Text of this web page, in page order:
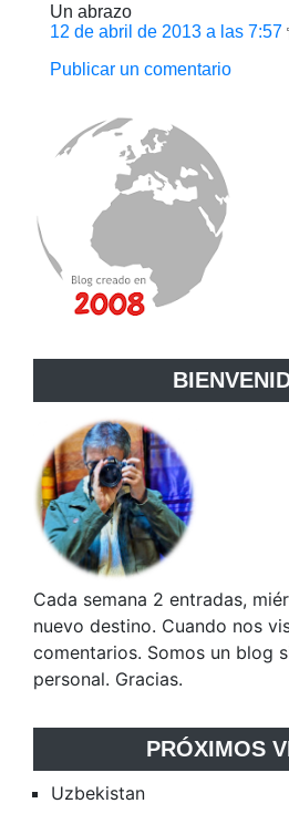
Un abrazo
12 de abril de 2013 a las 7:57
Publicar un comentario
Cada semana 2 entradas,
nuevo destino. Cuando nos
comentarios. Somos un blog
personal. Gracias.
PRÓXIMOS
Uzbekistan